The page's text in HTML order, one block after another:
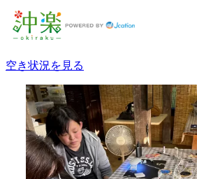
空き状況を見る